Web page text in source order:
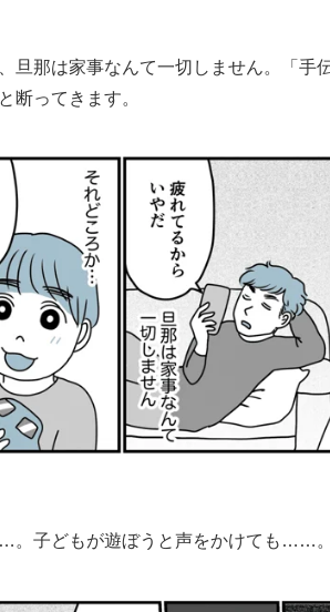
旦那は家事なんて一切しません。「手
断ってきます。
。子どもが遊ぼうと声をかけても……。